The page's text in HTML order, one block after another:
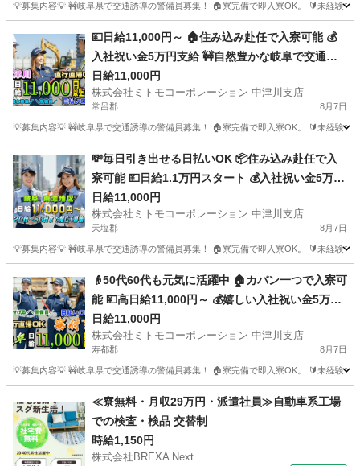
💡募集内容💡 🚧岐阜県で交通誘導の警備員募集！ 🏠寮完備で即入寮OK。 🔰未経験
警備員 給料
💴日給11,000円～ 🏠住み込み赴任で入寮可能 💰
入社祝い金5万円支給 🚧自然豊かな岐阜で交通誘
導 ✈️赴任旅費は会社が補助 🔰未経験大歓迎の充実
研修 💻スマホで簡単Web面接 👫カップルや夫婦で
の赴任歓迎
日給11,000円
株式会社ミトモコーポレーション 中津川支店
常呂郡 8月7日
💡募集内容💡 🚧岐阜県で交通誘導の警備員募集！ 🏠寮完備で即入寮OK。 🔰未経験
警備員 給料
💸毎日引き出せる日払いOK 📦住み込み赴任で入
寮可能 💴日給1.1万円スタート 💰入社祝い金5万円
あり 👮岐阜県中津川市で警備員 🚗赴任交通費補助
で遠方も安心 🔰未経験からプロを目指せる 📱スマ
ホで手軽にWeb面接
日給11,000円
株式会社ミトモコーポレーション 中津川支店
天塩郡 8月7日
💡募集内容💡 🚧岐阜県で交通誘導の警備員募集！ 🏠寮完備で即入寮OK。 🔰未経験
警備員 給料
👴50代60代も元気に活躍中 🏠カバン一つで入寮可
能 💴高日給11,000円～ 💰嬉しい入社祝い金5万円
🚧岐阜県で安定の警備スタッフ ✈️赴任旅費は会社
が補助 🔰未経験スタート全力サポート 📱全国どこ
でもWeb面接対応
日給11,000円
株式会社ミトモコーポレーション 中津川支店
寿都郡 8月7日
💡募集内容💡 🚧岐阜県で交通誘導の警備員募集！ 🏠寮完備で即入寮OK。 🔰未経験
警備員 給料
≪寮無料・月収29万円・派遣社員≫自動車系工場
での検査・検品 交替制
時給1,150円
株式会社BREXA Next